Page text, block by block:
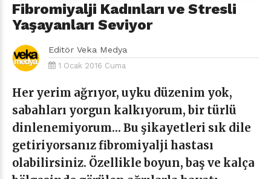
Fibromiyalji Kadınları ve Stresli
Yaşayanları Seviyor
Editör Veka Medya
1 Ocak 2016 Cuma
Her yerim ağrıyor, uyku düzenim yok,
sabahları yorgun kalkıyorum, bir türlü
dinlenemiyorum… Bu şikayetleri sık dile
getiriyorsanız fibromiyalji hastası
olabilirsiniz. Özellikle boyun, baş ve kalça